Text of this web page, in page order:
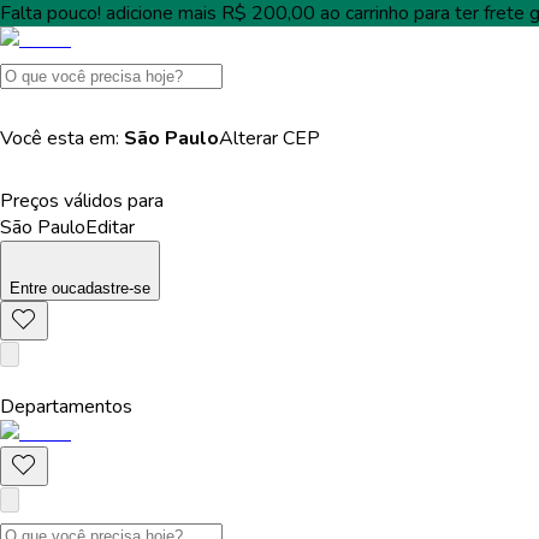
Falta pouco! adicione mais R$ 200,00 ao carrinho para terfrete
Você esta em: São PauloAlterarCEP
Preços válidos para
São PauloEditar
Entre oucadastre-se
Departamentos